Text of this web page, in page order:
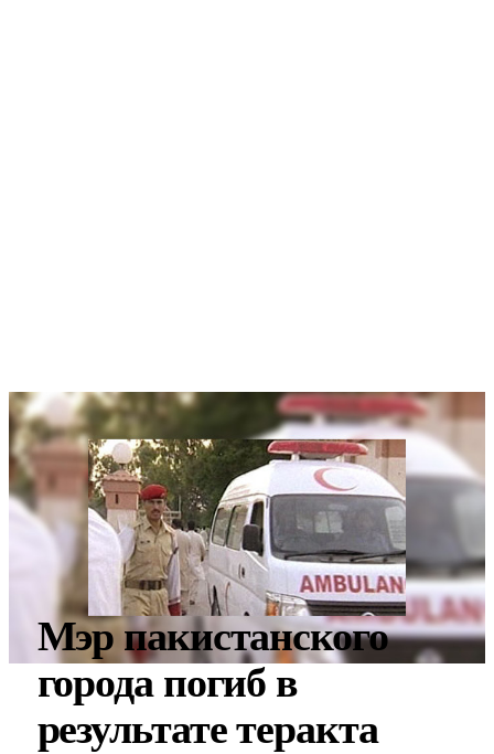
Мэр пакистанского
города погиб в
результате теракта